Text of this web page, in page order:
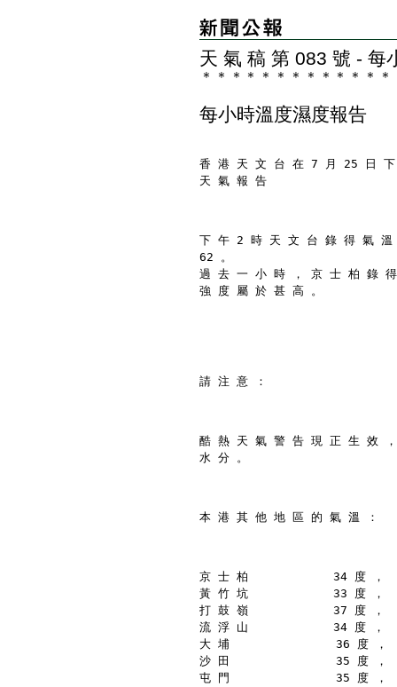
天 氣 稿 第 083 號 - 每
＊ ＊ ＊ ＊ ＊ ＊ ＊ ＊ ＊ ＊ ＊ ＊ ＊
每小時溫度濕度報告
香 港 天 文 台 在 7 月 25 日
天 氣 報 告
下 午 2 時 天 文 台 錄 得 氣
62 。
過 去 一 小 時 ， 京 士 柏 錄
強 度 屬 於 甚 高 。
請 注 意 ：
酷 熱 天 氣 警 告 現 正 生 效
水 分 。
本 港 其 他 地 區 的 氣 溫 ：
京 士 柏            34 度 ，
黃 竹 坑            33 度 ，
打 鼓 嶺            37 度 ，
流 浮 山            34 度 ，
大 埔               36 度 ，
沙 田               35 度 ，
屯 門               35 度 ，